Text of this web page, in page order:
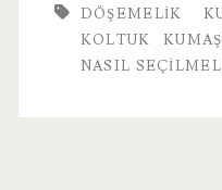
DÖŞEMELIK
KOLTUK
NASIL